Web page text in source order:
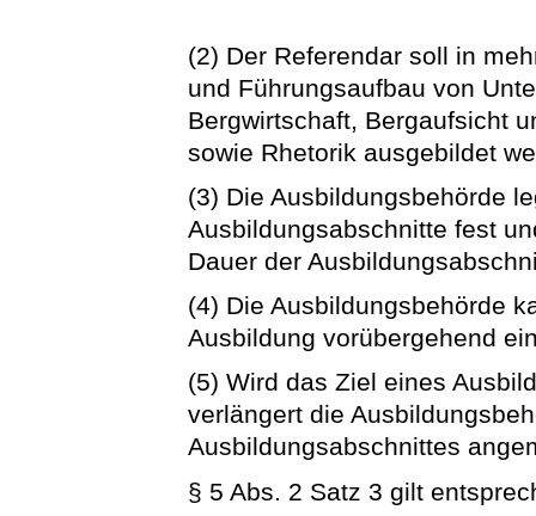
(2) Der Referendar soll in
und Führungsaufbau von
Bergwirtschaft, Bergaufsicht
sowie Rhetorik ausgebildet
(3) Die Ausbildungsbehörde
Ausbildungsabschnitte fest
Dauer der
(4) Die Ausbildungsbehörde
Ausbildung vorübergehend
(5) Wird das Ziel eines
verlängert die
Ausbildungsabschnittes
§ 5 Abs. 2 Satz 3 gilt